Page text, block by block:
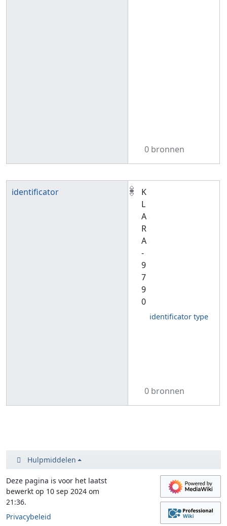
0 bronnen
identificator
K
L
A
R
A
-
9
7
9
0
identificator type
0 bronnen
Hulpmiddelen
Deze pagina is voor het laatst
bewerkt op 10 sep 2024 om
21:36.
Privacybeleid